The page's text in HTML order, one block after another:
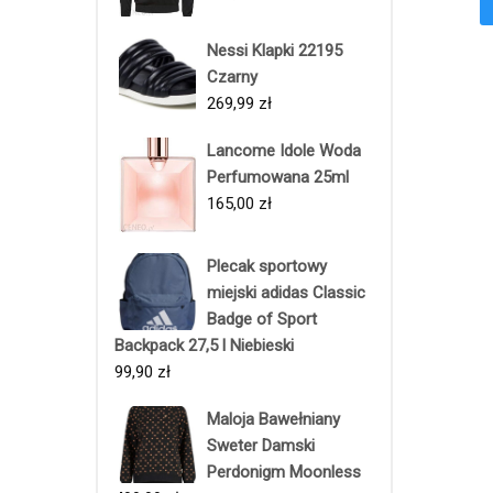
Nessi Klapki 22195
Czarny
269,99 zł
Lancome Idole Woda
Perfumowana 25ml
165,00 zł
Plecak sportowy
miejski adidas Classic
Badge of Sport
Backpack 27,5 l Niebieski
99,90 zł
Maloja Bawełniany
Sweter Damski
Perdonigm Moonless